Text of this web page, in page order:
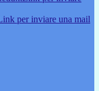
per inviare una mail